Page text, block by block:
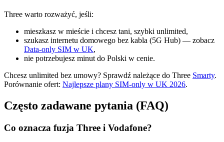
Three warto rozważyć, jeśli:
mieszkasz w mieście i chcesz tani, szybki unlimited,
szukasz internetu domowego bez kabla (5G Hub) — zobacz
Data-only SIM w UK,
nie potrzebujesz minut do Polski w cenie.
Chcesz unlimited bez umowy? Sprawdź należące do Three Smarty.
Porównanie ofert: Najlepsze plany SIM-only w UK 2026.
Często zadawane pytania (FAQ)
Co oznacza fuzja Three i Vodafone?